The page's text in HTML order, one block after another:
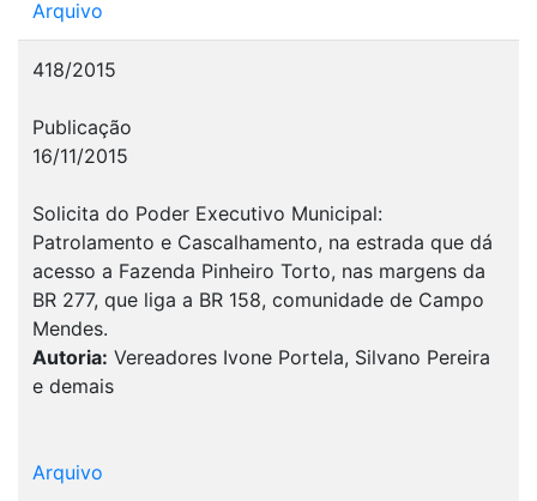
Arquivo
418/2015
Publicação
16/11/2015
Solicita do Poder Executivo Municipal:
Patrolamento e Cascalhamento, na estrada que dá
acesso a Fazenda Pinheiro Torto, nas margens da
BR 277, que liga a BR 158, comunidade de Campo
Mendes.
Autoria: Vereadores Ivone Portela, Silvano Pereira
e demais
Arquivo